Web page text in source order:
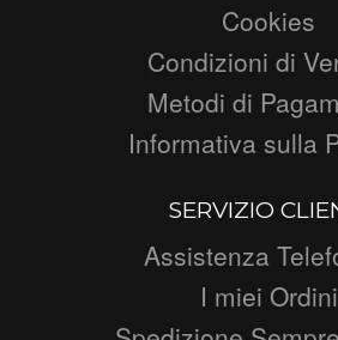
Cookies
Condizioni di
Metodi di
Informativa sulla
SERVIZIO
Assistenza
I miei Ordini